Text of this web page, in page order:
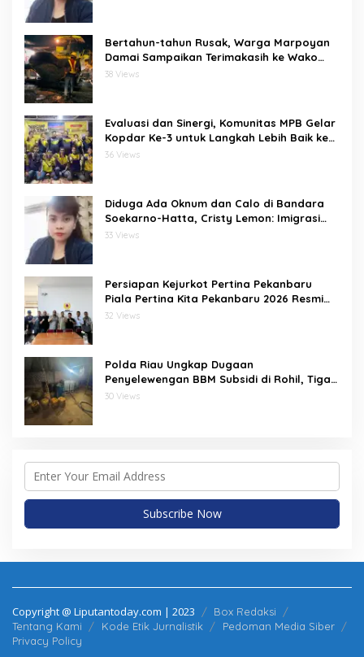
Bertahun-tahun Rusak, Warga Marpoyan
Damai Sampaikan Terimakasih ke Wako
Agung usai Jalan Merak Diaspal Kembali
38 Views
Evaluasi dan Sinergi, Komunitas MPB Gelar
Kopdar Ke-3 untuk Langkah Lebih Baik ke
Depan
36 Views
Diduga Ada Oknum dan Calo di Bandara
Soekarno-Hatta, Cristy Lemon: Imigrasi
Harus Jadi Garda Depan Lawan TPPO
33 Views
Persiapan Kejurkot Pertina Pekanbaru
Piala Pertina Kita Pekanbaru 2026 Resmi
Dimulai
32 Views
Polda Riau Ungkap Dugaan
Penyelewengan BBM Subsidi di Rohil, Tiga
Orang Jadi Tersangka
30 Views
Copyright @ Liputantoday.com | 2023
Box Redaksi
Tentang Kami
Kode Etik Jurnalistik
Pedoman Media Siber
Privacy Policy